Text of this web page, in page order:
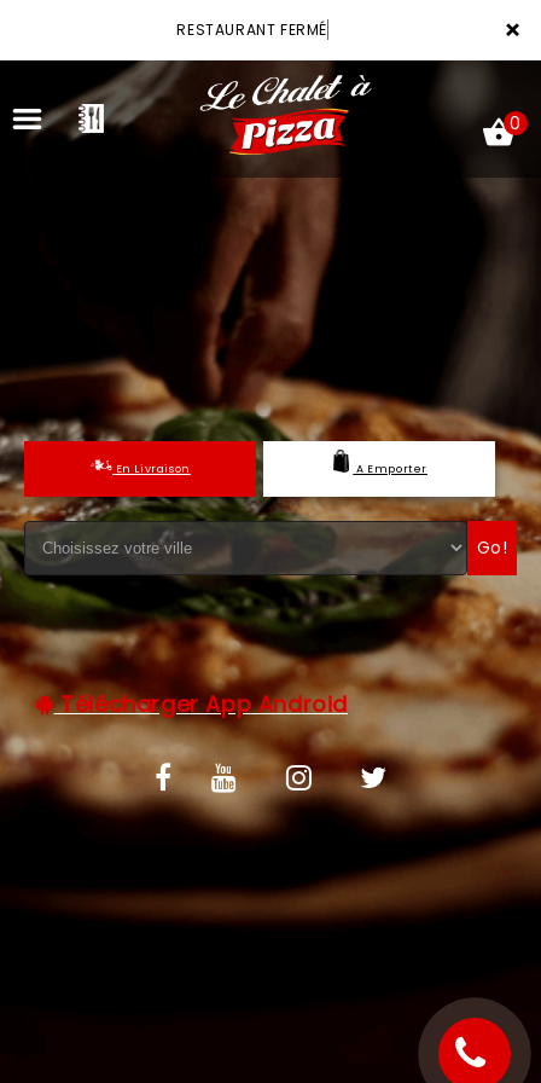
×
RESTAURANT FERMÉ
VOTRE COMPTE
NOTRE RESTAURANT
MENTIONS LÉGALES
C.G.V
0
En Livraison A Emporter
Go!
Télécharger App Android